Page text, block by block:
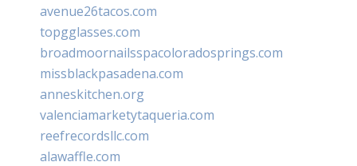
avenue26tacos.com
topgglasses.com
broadmoornailsspacoloradosprings.com
missblackpasadena.com
anneskitchen.org
valenciamarketytaqueria.com
reefrecordsllc.com
alawaffle.com